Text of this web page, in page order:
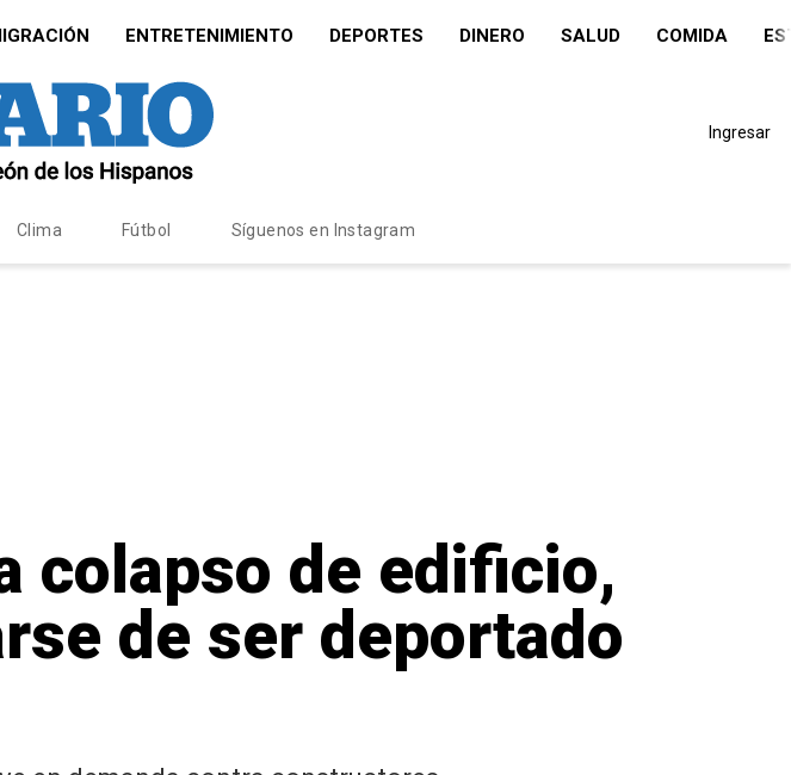
ENTRETENIMIENTO DEPORTES DINERO SALUD COMIDA
Ingresar
Clima Fútbol Síguenos en Instagram
colapso de edificio,
de ser deportado